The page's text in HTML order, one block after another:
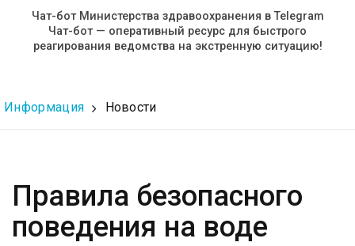
Чат-бот Министерства здравоохранения в Telegram
Чат-бот — оперативный ресурс для быстрого
реагирования ведомства на экстренную ситуацию!
Информация Новости
Правила безопасного
поведения на воде